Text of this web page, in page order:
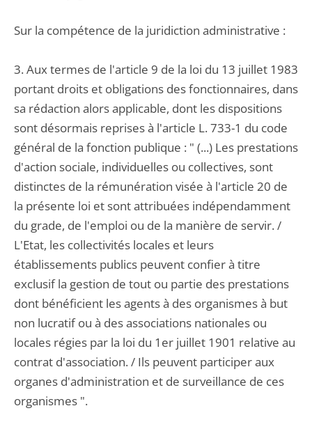
Sur la compétence de la juridiction administrative :
3. Aux termes de l'article 9 de la loi du 13 juillet 1983
portant droits et obligations des fonctionnaires, dans
sa rédaction alors applicable, dont les dispositions
sont désormais reprises à l'article L. 733-1 du code
général de la fonction publique : " (...) Les prestations
d'action sociale, individuelles ou collectives, sont
distinctes de la rémunération visée à l'article 20 de
la présente loi et sont attribuées indépendamment
du grade, de l'emploi ou de la manière de servir. /
L'Etat, les collectivités locales et leurs
établissements publics peuvent confier à titre
exclusif la gestion de tout ou partie des prestations
dont bénéficient les agents à des organismes à but
non lucratif ou à des associations nationales ou
locales régies par la loi du 1er juillet 1901 relative au
contrat d'association. / Ils peuvent participer aux
organes d'administration et de surveillance de ces
organismes ".